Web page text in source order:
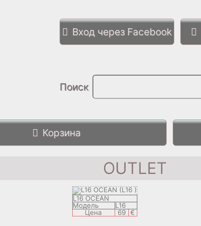
Вход через Facebook
Поиск
Корзина
OUTLET
L16 OCEAN
Модель
L16
Цена
69 €